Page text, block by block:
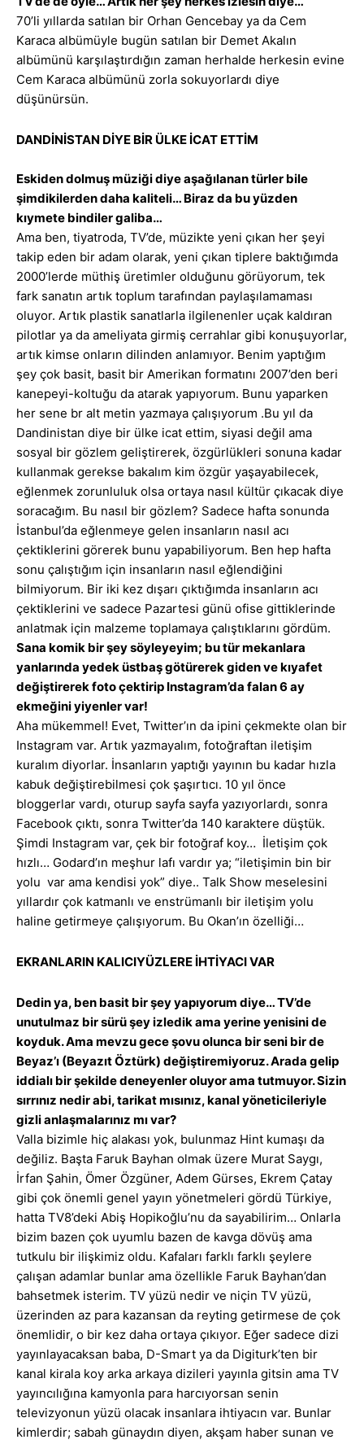
70’li yıllarda satılan bir Orhan Gencebay ya da Cem
Karaca albümüyle bugün satılan bir Demet Akalın
albümünü karşılaştırdığın zaman herhalde herkesin evine
Cem Karaca albümünü zorla sokuyorlardı diye
düşünürsün.
DANDİNİSTAN DİYE BİR ÜLKE İCAT ETTİM
Eskiden dolmuş müziği diye aşağılanan türler bile
şimdikilerden daha kaliteli… Biraz da bu yüzden
kıymete bindiler galiba…
Ama ben, tiyatroda, TV’de, müzikte yeni çıkan her şeyi
takip eden bir adam olarak, yeni çıkan tiplere baktığımda
2000’lerde müthiş üretimler olduğunu görüyorum, tek
fark sanatın artık toplum tarafından paylaşılamaması
oluyor. Artık plastik sanatlarla ilgilenenler uçak kaldıran
pilotlar ya da ameliyata girmiş cerrahlar gibi konuşuyorlar,
artık kimse onların dilinden anlamıyor. Benim yaptığım
şey çok basit, basit bir Amerikan formatını 2007’den beri
kanepeyi-koltuğu da atarak yapıyorum. Bunu yaparken
her sene br alt metin yazmaya çalışıyorum .Bu yıl da
Dandinistan diye bir ülke icat ettim, siyasi değil ama
sosyal bir gözlem geliştirerek, özgürlükleri sonuna kadar
kullanmak gerekse bakalım kim özgür yaşayabilecek,
eğlenmek zorunluluk olsa ortaya nasıl kültür çıkacak diye
soracağım. Bu nasıl bir gözlem? Sadece hafta sonunda
İstanbul’da eğlenmeye gelen insanların nasıl acı
çektiklerini görerek bunu yapabiliyorum. Ben hep hafta
sonu çalıştığım için insanların nasıl eğlendiğini
bilmiyorum. Bir iki kez dışarı çıktığımda insanların acı
çektiklerini ve sadece Pazartesi günü ofise gittiklerinde
anlatmak için malzeme toplamaya çalıştıklarını gördüm.
Sana komik bir şey söyleyeyim; bu tür mekanlara
yanlarında yedek üstbaş götürerek giden ve kıyafet
değiştirerek foto çektirip Instagram’da falan 6 ay
ekmeğini yiyenler var!
Aha mükemmel! Evet, Twitter’ın da ipini çekmekte olan bir
Instagram var. Artık yazmayalım, fotoğraftan iletişim
kuralım diyorlar. İnsanların yaptığı yayının bu kadar hızla
kabuk değiştirebilmesi çok şaşırtıcı. 10 yıl önce
bloggerlar vardı, oturup sayfa sayfa yazıyorlardı, sonra
Facebook çıktı, sonra Twitter’da 140 karaktere düştük.
Şimdi Instagram var, çek bir fotoğraf koy… İletişim çok
hızlı… Godard’ın meşhur lafı vardır ya; “iletişimin bin bir
yolu var ama kendisi yok” diye.. Talk Show meselesini
yıllardır çok katmanlı ve enstrümanlı bir iletişim yolu
haline getirmeye çalışıyorum. Bu Okan’ın özelliği…
EKRANLARIN KALICIYÜZLERE İHTİYACI VAR
Dedin ya, ben basit bir şey yapıyorum diye… TV’de
unutulmaz bir sürü şey izledik ama yerine yenisini de
koyduk. Ama mevzu gece şovu olunca bir seni bir de
Beyaz’ı (Beyazıt Öztürk) değiştiremiyoruz. Arada gelip
iddialı bir şekilde deneyenler oluyor ama tutmuyor. Sizin
sırrınız nedir abi, tarikat mısınız, kanal yöneticileriyle
gizli anlaşmalarınız mı var?
Valla bizimle hiç alakası yok, bulunmaz Hint kumaşı da
değiliz. Başta Faruk Bayhan olmak üzere Murat Saygı,
İrfan Şahin, Ömer Özgüner, Adem Gürses, Ekrem Çatay
gibi çok önemli genel yayın yönetmeleri gördü Türkiye,
hatta TV8’deki Abiş Hopikoğlu’nu da sayabilirim… Onlarla
bizim bazen çok uyumlu bazen de kavga dövüş ama
tutkulu bir ilişkimiz oldu. Kafaları farklı farklı şeylere
çalışan adamlar bunlar ama özellikle Faruk Bayhan’dan
bahsetmek isterim. TV yüzü nedir ve niçin TV yüzü,
üzerinden az para kazansan da reyting getirmese de çok
önemlidir, o bir kez daha ortaya çıkıyor. Eğer sadece dizi
yayınlayacaksan baba, D-Smart ya da Digiturk’ten bir
kanal kirala koy arka arkaya dizileri yayınla gitsin ama TV
yayıncılığına kamyonla para harcıyorsan senin
televizyonun yüzü olacak insanlara ihtiyacın var. Bunlar
kimlerdir; sabah günaydın diyen, akşam haber sunan ve